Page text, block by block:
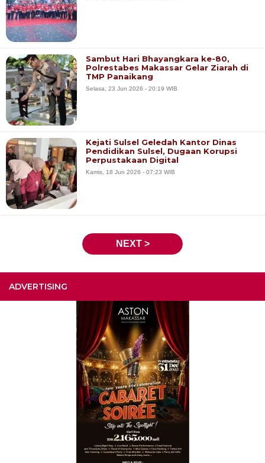
ADVERTISING
Sambut Hari Bhayangkara ke-80,
Polrestabes Makassar Gelar Ziarah di
TMP Panaikang
Selasa, 23 Jun 2026 - 20:19 WIB
Kejati Sulsel Geledah Kantor Dinas
Pendidikan Sulsel, Dugaan Korupsi
Perpustakaan Digital
Kamis, 18 Jun 2026 - 07:23 WIB
NEXT >